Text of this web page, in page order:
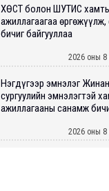
ХӨСҮТ болон ШУТИС
ажиллагаагаа
бичиг байгууллаа
2026 оны
Нэгдүгээр эмнэлэг
сургуулийн эмнэлэгтэй
ажиллагааны санамж
2026 оны